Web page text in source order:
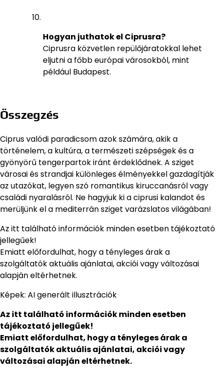
Hogyan juthatok el Ciprusra?
Ciprusra közvetlen repülőjáratokkal lehet
eljutni a főbb európai városokból, mint
például Budapest.
Összegzés
Ciprus valódi paradicsom azok számára, akik a
történelem, a kultúra, a természeti szépségek és a
gyönyörű tengerpartok iránt érdeklődnek. A sziget
városai és strandjai különleges élményekkel gazdagítják
az utazókat, legyen szó romantikus kiruccanásról vagy
családi nyaralásról. Ne hagyjuk ki a ciprusi kalandot és
merüljünk el a mediterrán sziget varázslatos világában!
Az itt található információk minden esetben tájékoztató
jellegűek!
Emiatt előfordulhat, hogy a tényleges árak a
szolgáltatók aktuális ajánlatai, akciói vagy változásai
alapján eltérhetnek.
Képek: AI generált illusztrációk
Az itt található információk minden esetben
tájékoztató jellegűek!
Emiatt előfordulhat, hogy a tényleges árak a
szolgáltatók aktuális ajánlatai, akciói vagy
változásai alapján eltérhetnek.